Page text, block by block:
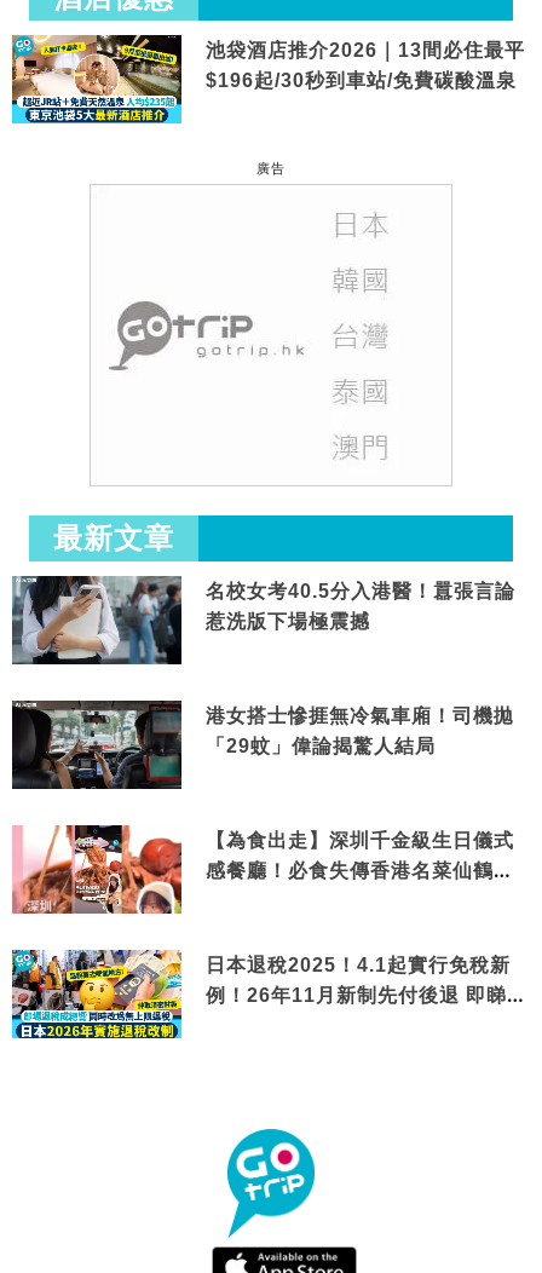
池袋酒店推介2026｜13間必住最平
$196起/30秒到車站/免費碳酸溫泉
廣告
最新文章
名校女考40.5分入港醫！囂張言論
惹洗版下場極震撼
港女搭士慘捱無冷氣車廂！司機拋
「29蚊」偉論揭驚人結局
【為食出走】深圳千金級生日儀式
感餐廳！必食失傳香港名菜仙鶴神
日本退稅2025！4.1起實行免稅新
例！26年11月新制先付後退 即睇步